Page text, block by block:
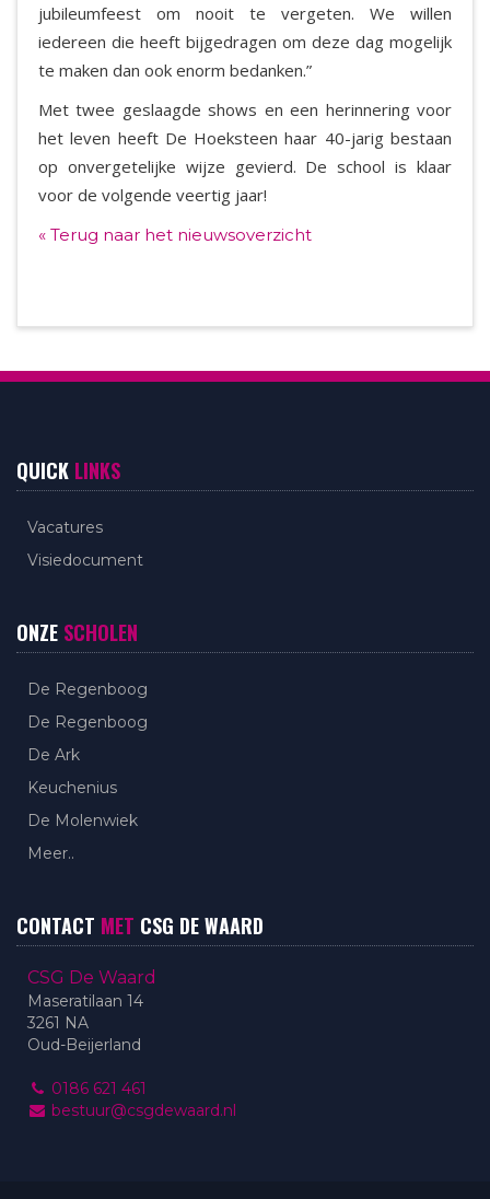
jubileumfeest om nooit te vergeten. We willen
iedereen die heeft bijgedragen om deze dag mogelijk
te maken dan ook enorm bedanken.”
Met twee geslaagde shows en een herinnering voor
het leven heeft De Hoeksteen haar 40-jarig bestaan
op onvergetelijke wijze gevierd. De school is klaar
voor de volgende veertig jaar!
« Terug naar het nieuwsoverzicht
QUICK LINKS
Vacatures
Visiedocument
ONZE SCHOLEN
De Regenboog
De Regenboog
De Ark
Keuchenius
De Molenwiek
Meer..
CONTACT MET CSG DE WAARD
CSG De Waard
Maseratilaan 14
3261 NA
Oud-Beijerland
0186 621 461
bestuur@csgdewaard.nl